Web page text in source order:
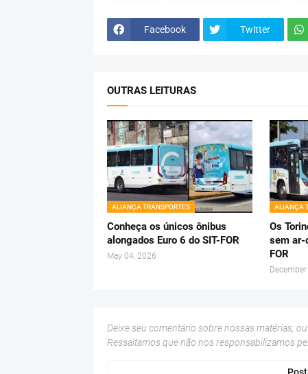
Facebook Twitter
OUTRAS LEITURAS
ALIANÇA TRANSPORTES
Conheça os únicos ônibus
alongados Euro 6 do SIT-FOR
May 04, 2026
ALIANÇA
Os
sem ar-
FOR
Deixe seu comentário sobre nossas matérias,
Ressaltamos que não nos responsabilizamos